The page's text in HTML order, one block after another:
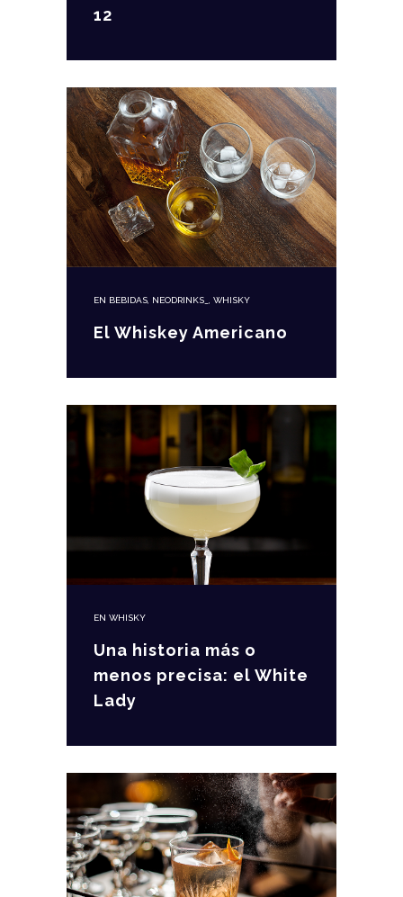
12
EN BEBIDAS NEODRINKS_ WHISKY
El Whiskey Americano
EN WHISKY
Una historia más o
menos precisa: el White
Lady